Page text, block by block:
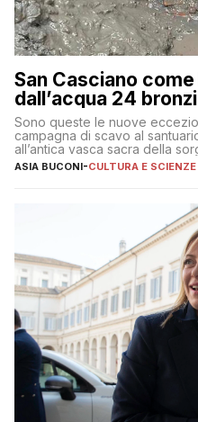
San Casciano
dall’acqua 24
Sono queste le nuove
campagna di scavo al
all’antica vasca sacra della
Grande
ASIA BUCONI-CULTURA E SCIENZE